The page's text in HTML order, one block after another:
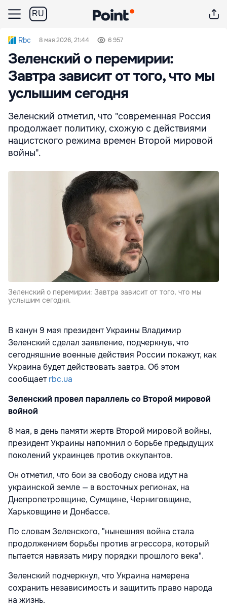
RU
Rbc 8 мая 2026, 21:44 6 957
Зеленский о перемирии:
Завтра зависит от того, что мы
услышим сегодня
Зеленский отметил, что "современная Россия
продолжает политику, схожую с действиями
нацистского режима времен Второй мировой
войны".
Зеленский о перемирии: Завтра зависит от того, что мы
услышим сегодня.
В канун 9 мая президент Украины Владимир
Зеленский сделал заявление, подчеркнув, что
сегодняшние военные действия России покажут, как
Украина будет действовать завтра. Об этом
сообщаетrbc.ua
Зеленский провел параллель со Второй мировой
войной
8 мая, в день памяти жертв Второй мировой войны,
президент Украины напомнил о борьбе предыдущих
поколений украинцев против оккупантов.
Он отметил, что бои за свободу снова идут на
украинской земле — в восточных регионах, на
Днепропетровщине, Сумщине, Черниговщине,
Харьковщине и Донбассе.
По словам Зеленского, "нынешняя война стала
продолжением борьбы против агрессора, который
пытается навязать миру порядки прошлого века".
Зеленский подчеркнул, что Украина намерена
сохранить независимость и защитить право народа
на жизнь.